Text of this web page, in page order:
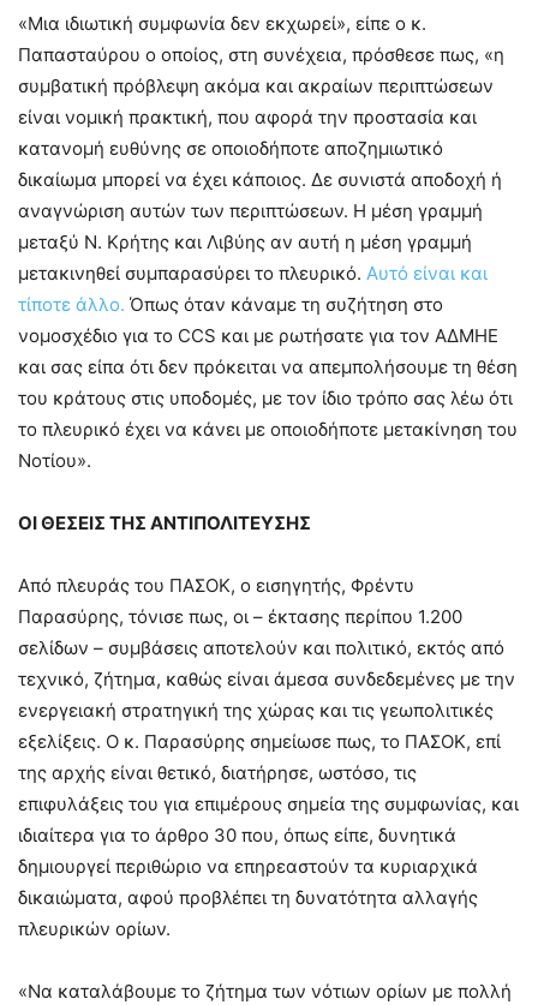
«Μια ιδιωτική συμφωνία δεν εκχωρεί», είπε ο κ.
Παπασταύρου ο οποίος, στη συνέχεια, πρόσθεσε πως, «η
συμβατική πρόβλεψη ακόμα και ακραίων περιπτώσεων
είναι νομική πρακτική, που αφορά την προστασία και
κατανομή ευθύνης σε οποιοδήποτε αποζημιωτικό
δικαίωμα μπορεί να έχει κάποιος. Δε συνιστά αποδοχή ή
αναγνώριση αυτών των περιπτώσεων. Η μέση γραμμή
μεταξύ Ν. Κρήτης και Λιβύης αν αυτή η μέση γραμμή
μετακινηθεί συμπαρασύρει το πλευρικό. Αυτό είναι και
τίποτε άλλο. Όπως όταν κάναμε τη συζήτηση στο
νομοσχέδιο για το CCS και με ρωτήσατε για τον ΑΔΜΗΕ
και σας είπα ότι δεν πρόκειται να απεμπολήσουμε τη θέση
του κράτους στις υποδομές, με τον ίδιο τρόπο σας λέω ότι
το πλευρικό έχει να κάνει με οποιοδήποτε μετακίνηση του
Νοτίου».
ΟΙ ΘΕΣΕΙΣ ΤΗΣ ΑΝΤΙΠΟΛΙΤΕΥΣΗΣ
Από πλευράς του ΠΑΣΟΚ, ο εισηγητής, Φρέντυ
Παρασύρης, τόνισε πως, οι – έκτασης περίπου 1.200
σελίδων – συμβάσεις αποτελούν και πολιτικό, εκτός από
τεχνικό, ζήτημα, καθώς είναι άμεσα συνδεδεμένες με την
ενεργειακή στρατηγική της χώρας και τις γεωπολιτικές
εξελίξεις. Ο κ. Παρασύρης σημείωσε πως, το ΠΑΣΟΚ, επί
της αρχής είναι θετικό, διατήρησε, ωστόσο, τις
επιφυλάξεις του για επιμέρους σημεία της συμφωνίας, και
ιδιαίτερα για το άρθρο 30 που, όπως είπε, δυνητικά
δημιουργεί περιθώριο να επηρεαστούν τα κυριαρχικά
δικαιώματα, αφού προβλέπει τη δυνατότητα αλλαγής
πλευρικών ορίων.
«Να καταλάβουμε το ζήτημα των νότιων ορίων με πολλή